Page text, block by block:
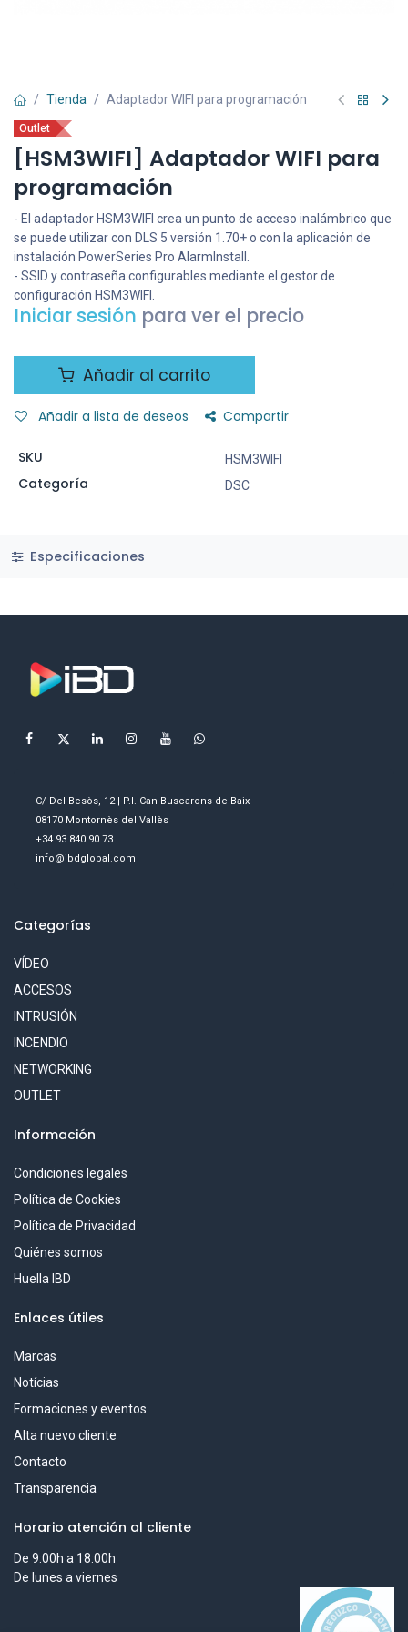
Tienda Adaptador WIFI para programación
Outlet
[HSM3WIFI] Adaptador WIFI para
programación
- El adaptador HSM3WIFI crea un punto de acceso inalámbrico que
se puede utilizar con DLS 5 versión 1.70+ o con la aplicación de
instalación PowerSeries Pro AlarmInstall.
- SSID y contraseña configurables mediante el gestor de
configuración HSM3WIFI.
Iniciar sesión para ver el precio
Añadir al carrito
Añadir a lista de deseos Compartir
SKU HSM3WIFI
Categoría DSC
Especificaciones
C/ Del Besòs, 12 | P.I. Can Buscarons de Baix
08170 Montornès del Vallès
+34 93 840 90 73
info@ibdglobal.com
Categorías
VÍDEO
ACCESOS
INTRUSIÓN
INCENDIO
NETWORKING
OUTLET
Información
Condiciones legales
Política de Cookies
Política de Privacidad
Quiénes somos
Huella IBD
Enlaces útiles
Marcas
Notícias
Formaciones y eventos
Alta nuevo cliente
Contacto
Transparencia
Horario atención al cliente
De 9:00h a 18:00h
De lunes a viernes